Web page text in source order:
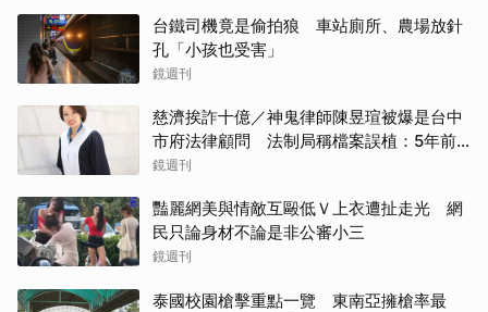
台鐵司機竟是偷拍狼 車站廁所、農場放針
孔「小孩也受害」
鏡週刊
慈濟挨詐十億／神鬼律師陳昱瑄被爆是台中
市府法律顧問 法制局稱檔案誤植：5年前
未再聘
鏡週刊
豔麗網美與情敵互毆低Ｖ上衣遭扯走光 網
民只論身材不論是非公審小三
鏡週刊
泰國校園槍擊重點一覽 東南亞擁槍率最